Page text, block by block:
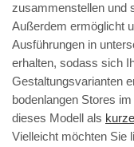
zusammenstellen und
Außerdem ermöglicht
Ausführungen in
erhalten, sodass sich
Gestaltungsvarianten
bodenlangen Stores
dieses Modell als
Vielleicht möchten Sie